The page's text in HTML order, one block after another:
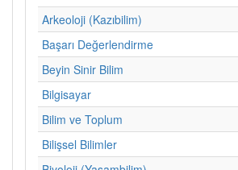
Arkeoloji (Kazıbilim)
Başarı Değerlendirme
Beyin Sinir Bilim
Bilgisayar
Bilim ve Toplum
Bilişsel Bilimler